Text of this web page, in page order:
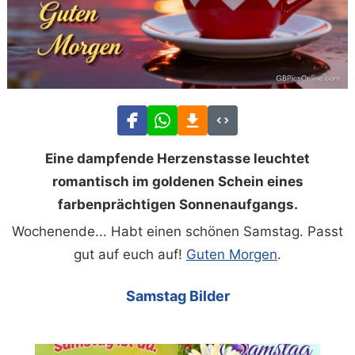
Eine dampfende Herzenstasse leuchtet
romantisch im goldenen Schein eines
farbenprächtigen Sonnenaufgangs.
Wochenende... Habt einen schönen Samstag. Passt
gut auf euch auf! Guten Morgen.
Samstag Bilder